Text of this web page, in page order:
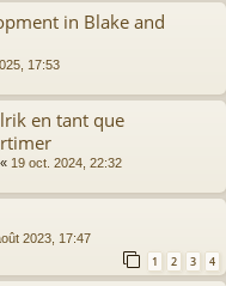
in Blake and
17:53
en tant que
19 oct. 2024, 22:32
2023, 17:47
1 2 3 4